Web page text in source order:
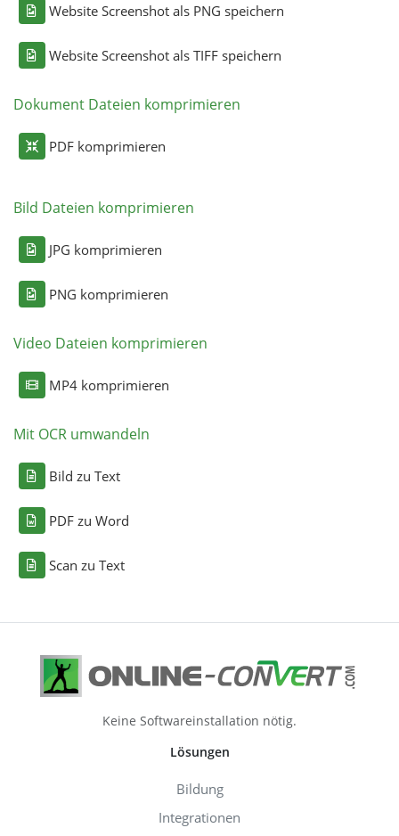
Website Screenshot als PNG speichern
Website Screenshot als TIFF speichern
Dokument Dateien komprimieren
PDF komprimieren
Bild Dateien komprimieren
JPG komprimieren
PNG komprimieren
Video Dateien komprimieren
MP4 komprimieren
Mit OCR umwandeln
Bild zu Text
PDF zu Word
Scan zu Text
Keine Softwareinstallation nötig.
Lösungen
Bildung
Integrationen